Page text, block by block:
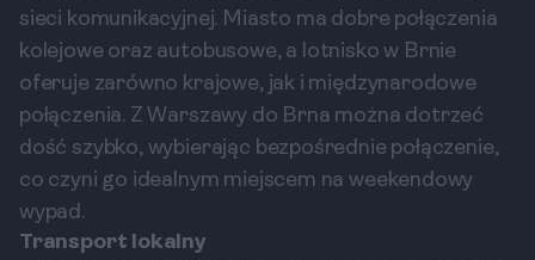
sieci komunikacyjnej. Miasto ma dobre połączenia
kolejowe oraz autobusowe, a lotnisko w Brnie
oferuje zarówno krajowe, jak i międzynarodowe
połączenia. Z Warszawy do Brna można dotrzeć
dość szybko, wybierając bezpośrednie połączenie,
co czyni go idealnym miejscem na weekendowy
wypad.
Transport lokalny